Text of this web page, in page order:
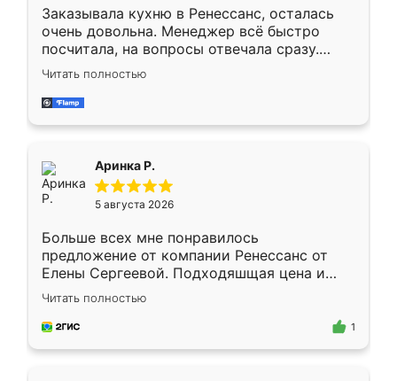
Заказывала кухню в Ренессанс, осталась
очень довольна. Менеджер всё быстро
посчитала, на вопросы отвечала сразу.
Замерщик приехал в субботу, подошёл к
делу со всей ответственностью. Собрали
за день, ребята работали аккуратно, даже
Читать полностью
Аринка Р.
5 августа 2026
Больше всех мне понравилось
предложение от компании Ренессанс от
Елены Сергеевой. Подходяшщая цена и
короткие сроки изготовления. Приехавший
для замера сотрудник Владислав
предложил по моему эскизу самый
Читать полностью
1